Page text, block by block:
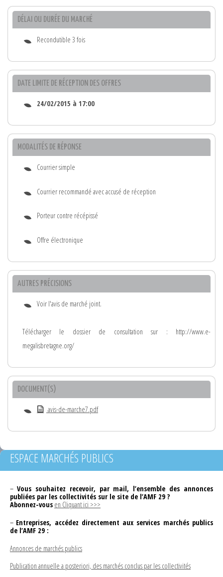
DÉLAI OU DURÉE DU MARCHÉ
Recondutible 3 fois
DATE LIMITE DE RÉCEPTION DES OFFRES
24/02/2015 à 17:00
MODALITÉS DE RÉPONSE
Courrier simple
Courrier recommandé avec accusé de réception
Porteur contre récépissé
Offre électronique
AUTRES PRÉCISIONS
Voir l'avis de marché joint.
Télécharger le dossier de consultation sur : http://www.e-
megalisbretagne.org/
DOCUMENT(S)
avis-de-marche7.pdf
ESPACE MARCHÉS PUBLICS
– Vous souhaitez recevoir, par mail, l’ensemble des annonces
publiées par les collectivités sur le site de l’AMF 29 ?
Abonnez-vous en Cliquant ici >>>
– Entreprises, accédez directement aux services marchés publics
de l’AMF 29 :
Annonces de marchés publics
Publication annuelle a posteriori, des marchés conclus par les collectivités